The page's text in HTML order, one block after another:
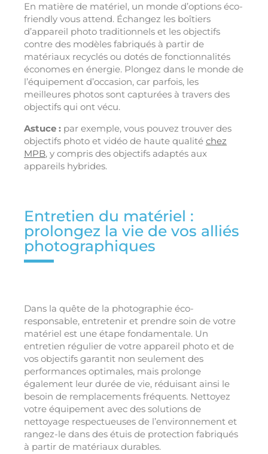
En matière de matériel, un monde d’options éco-
friendly vous attend. Échangez les boîtiers
d’appareil photo traditionnels et les objectifs
contre des modèles fabriqués à partir de
matériaux recyclés ou dotés de fonctionnalités
économes en énergie. Plongez dans le monde de
l’équipement d’occasion, car parfois, les
meilleures photos sont capturées à travers des
objectifs qui ont vécu.
Astuce : par exemple, vous pouvez trouver des
objectifs photo et vidéo de haute qualité chez
MPB, y compris des objectifs adaptés aux
appareils hybrides.
Entretien du matériel :
prolongez la vie de vos alliés
photographiques
Dans la quête de la photographie éco-
responsable, entretenir et prendre soin de votre
matériel est une étape fondamentale. Un
entretien régulier de votre appareil photo et de
vos objectifs garantit non seulement des
performances optimales, mais prolonge
également leur durée de vie, réduisant ainsi le
besoin de remplacements fréquents. Nettoyez
votre équipement avec des solutions de
nettoyage respectueuses de l’environnement et
rangez-le dans des étuis de protection fabriqués
à partir de matériaux durables.